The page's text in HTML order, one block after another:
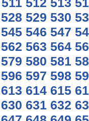
528 529 530
545 546 547
562 563 564
579 580 581
596 597 598
613 614 615
630 631 632